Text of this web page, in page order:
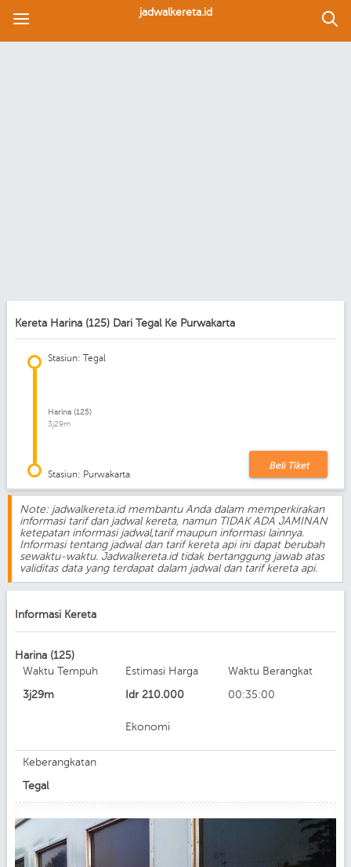
jadwalkereta.id
Kereta Harina (125) Dari Tegal Ke Purwakarta
Stasiun: Tegal
Harina (125)
3j29m
Stasiun: Purwakarta
Beli Tiket
Note: jadwalkereta.id membantu Anda dalam memperkirakan
informasi tarif dan jadwal kereta, namun TIDAK ADA JAMINAN
ketepatan informasi jadwal,tarif maupun informasi lainnya.
Informasi tentang jadwal dan tarif kereta api ini dapat berubah
sewaktu-waktu. Jadwalkereta.id tidak bertanggung jawab atas
validitas data yang terdapat dalam jadwal dan tarif kereta api.
Informasi Kereta
Harina (125)
Waktu Tempuh
3j29m
Estimasi Harga
Idr 210.000
Ekonomi
Waktu Berangkat
00:35:00
Keberangkatan
Tegal